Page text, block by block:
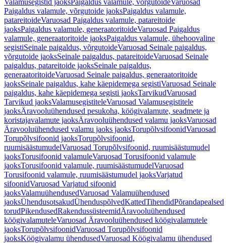
Valamusegistid jaoksPaigaldus valamule, võrgutoideVaruosad
Paigaldus valamule, võrgutoide jaoksPaigaldus valamule,
patareitoideVaruosad Paigaldus valamule, patareitoide
jaoksPaigaldus valamule, generaatoritoideVaruosad Paigaldus
valamule, generaatoritoide jaoksPaigaldus valamule, ühehoovaline
segistiSeinale paigaldus, võrgutoideVaruosad Seinale paigaldus,
võrgutoide jaoksSeinale paigaldus, patareitoideVaruosad Seinale
paigaldus, patareitoide jaoksSeinale paigaldus,
generaatoritoideVaruosad Seinale paigaldus, generaatoritoide
jaoksSeinale paigaldus, kahe käepidemega segistiVaruosad Seinale
paigaldus, kahe käepidemega segisti jaoksTarvikudVaruosad
Tarvikud jaoksValamusegistiteleVaruosad Valamusegistitele
jaoksÄravooluühendused pesukoha, köögivalamute, seadmete ja
koristajavalamute jaoksÄravooluühendused valamu jaoksVaruosad
Äravooluühendused valamu jaoks jaoksTorupõlvsifoonidVaruosad
Torupõlvsifoonid jaoksTorupõlvsifoonid,
ruumisäästumudelVaruosad Torupõlvsifoonid, ruumisäästumudel
jaoksTorusifoonid valamuleVaruosad Torusifoonid valamule
jaoksTorusifoonid valamule, ruumisäästumudelVaruosad
Torusifoonid valamule, ruumisäästumudel jaoksVarjatud
sifoonidVaruosad Varjatud sifoonid
jaoksValamuühendusedVaruosad Valamuühendused
jaoksÜhendusotsakudÜhenduspõlvedKattedTihendidPõrandapealsed
torudPikendusedRakendussüsteemidÄravooluühendused
köögivalamuteleVaruosad Äravooluühendused köögivalamutele
jaoksTorupõlvsifoonidVaruosad Torupõlvsifoonid
jaoksKöögivalamu ühendusedVaruosad Köögivalamu ühendused